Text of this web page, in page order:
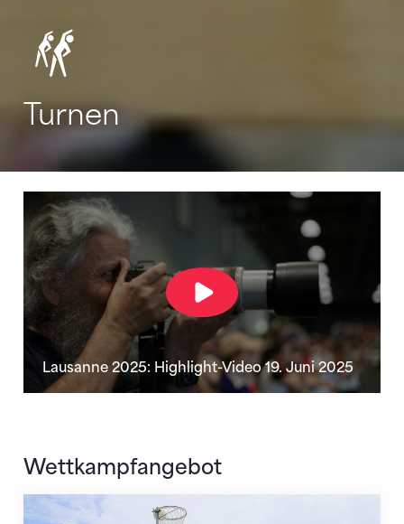
Turnen
Lausanne 2025: Highlight-Video 19. Juni 2025
Wettkampfangebot
Fachtest